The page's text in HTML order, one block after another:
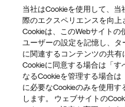
Footer Site Search
Footer
© 2026 ノバ
当社はCookieを使用して、
際のエクスペリエンスを向上
Cookieは、このWebサイトの
ユーザーの設定を記憶し、タ
に関連するコンテンツの共有
Cookieに同意する場合は「
なるCookieを管理する場合
に必要なCookieのみを使用
します。 ウェブサイトの